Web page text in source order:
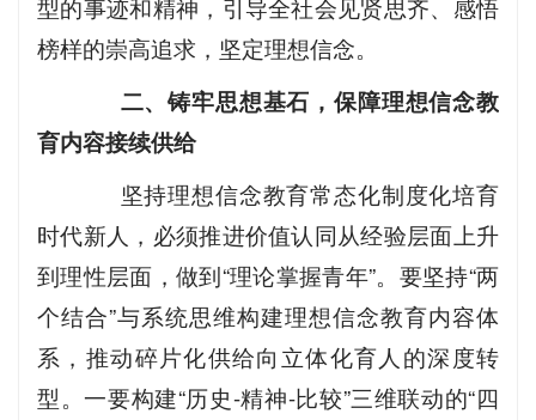
型的事迹和精神，引导全社会见贤思齐、感悟
榜样的崇高追求，坚定理想信念。
二、铸牢思想基石，保障理想信念教
育内容接续供给
坚持理想信念教育常态化制度化培育
时代新人，必须推进价值认同从经验层面上升
到理性层面，做到“理论掌握青年”。要坚持“两
个结合”与系统思维构建理想信念教育内容体
系，推动碎片化供给向立体化育人的深度转
型。一要构建“历史-精神-比较”三维联动的“四